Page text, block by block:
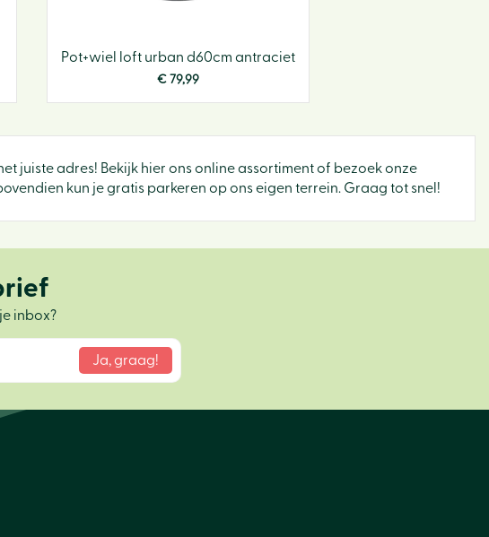
Pot+wiel loft urban d60cm antraciet
€ 79,99
juiste adres! Bekijk hier ons online assortiment of bezoek onze
kun je gratis parkeren op ons eigen terrein. Graag tot snel!
inbox?